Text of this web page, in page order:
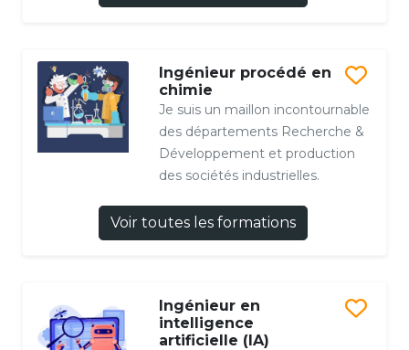
Ingénieur procédé en
chimie
Je suis un maillon incontournable
des départements Recherche &
Développement et production
des sociétés industrielles.
Voir toutes les formations
Ingénieur en
intelligence
artificielle (IA)